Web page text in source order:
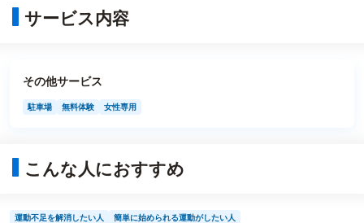
サービス内容
その他サービス
駐車場 無料体験 女性専用
こんな人におすすめ
運動不足を解消したい人
簡単に始められる運動がしたい人